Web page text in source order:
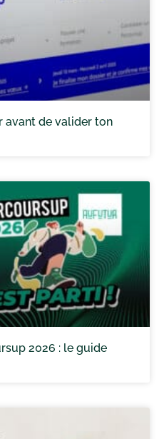
avant de valider ton
2026 : le guide